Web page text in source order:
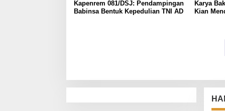
Kapenrem 081/DSJ: Pendampingan
Babinsa Bentuk Kepedulian TNI AD
Karya
Kian